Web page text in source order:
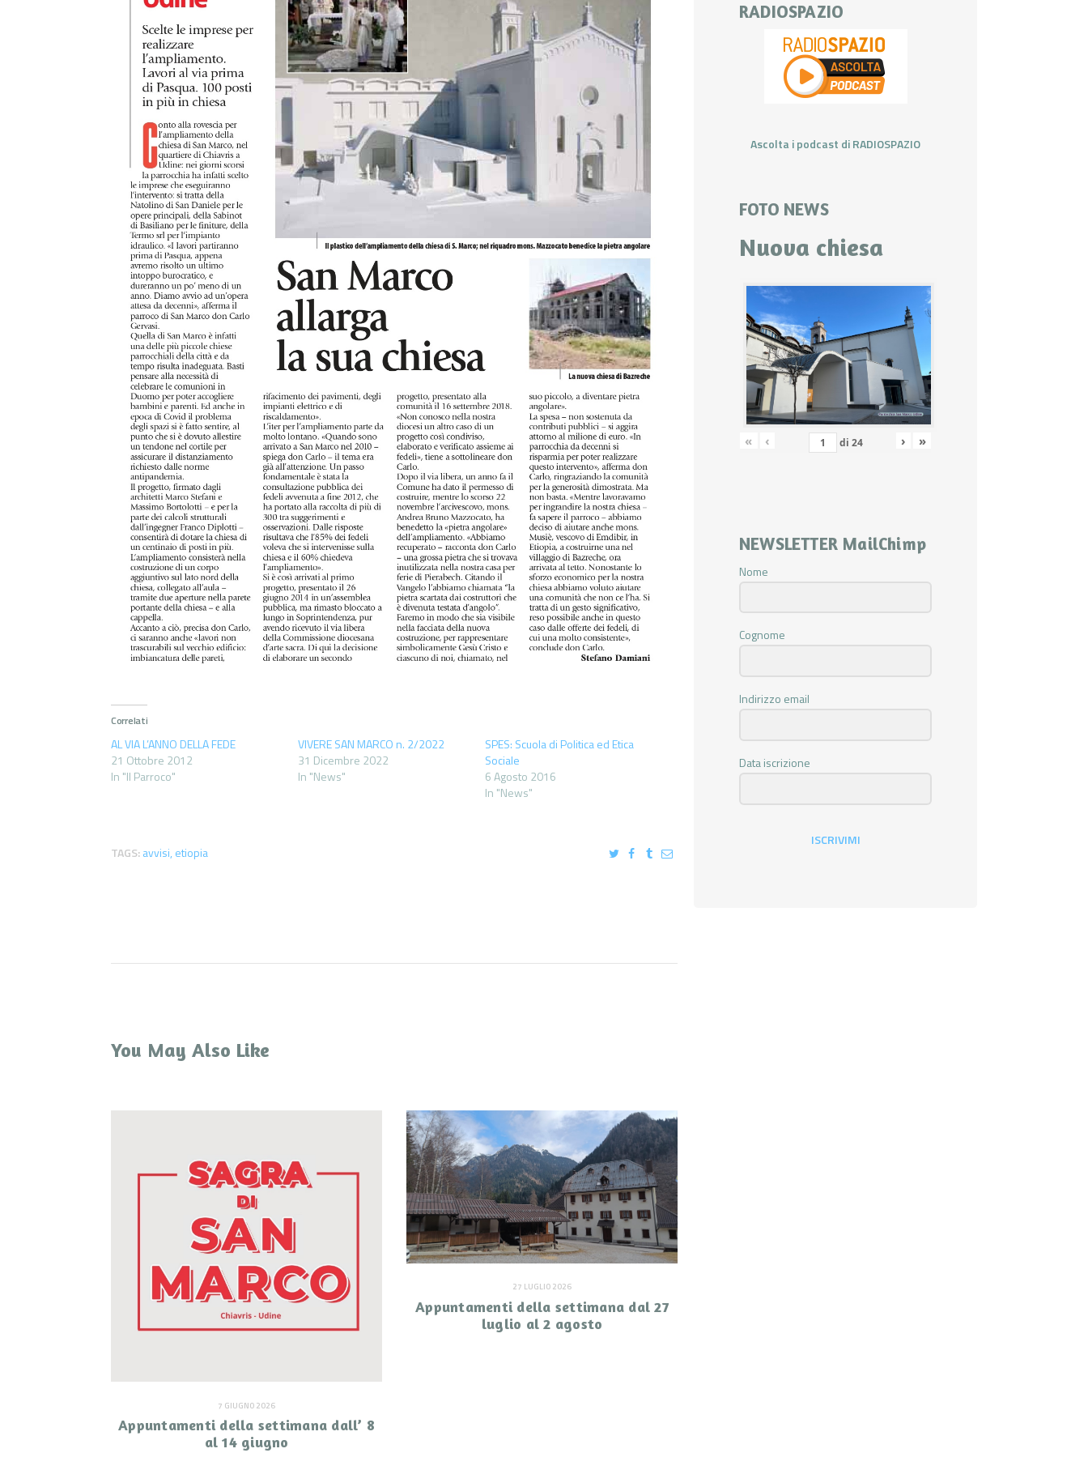
Correlati
AL VIA L’ANNO DELLA FEDE
21 Ottobre 2012
In "Il Parroco"
VIVERE SAN MARCO n. 2/2022
31 Dicembre 2022
In "News"
SPES: Scuola di Politica ed Etica
Sociale
6 Agosto 2016
In "News"
TAGS:avvisi, etiopia
You May Also Like
7 GIUGNO 2026
Appuntamenti della settimana dall’ 8
al 14 giugno
27 LUGLIO 2026
Appuntamenti della settimana dal 27
luglio al 2 agosto
RADIOSPAZIO
Ascolta i podcast di RADIOSPAZIO
FOTO NEWS
Nuova chiesa
« ‹ di 24 › »
NEWSLETTER MailChimp
Nome
Cognome
Indirizzo email
Data iscrizione
ISCRIVIMI